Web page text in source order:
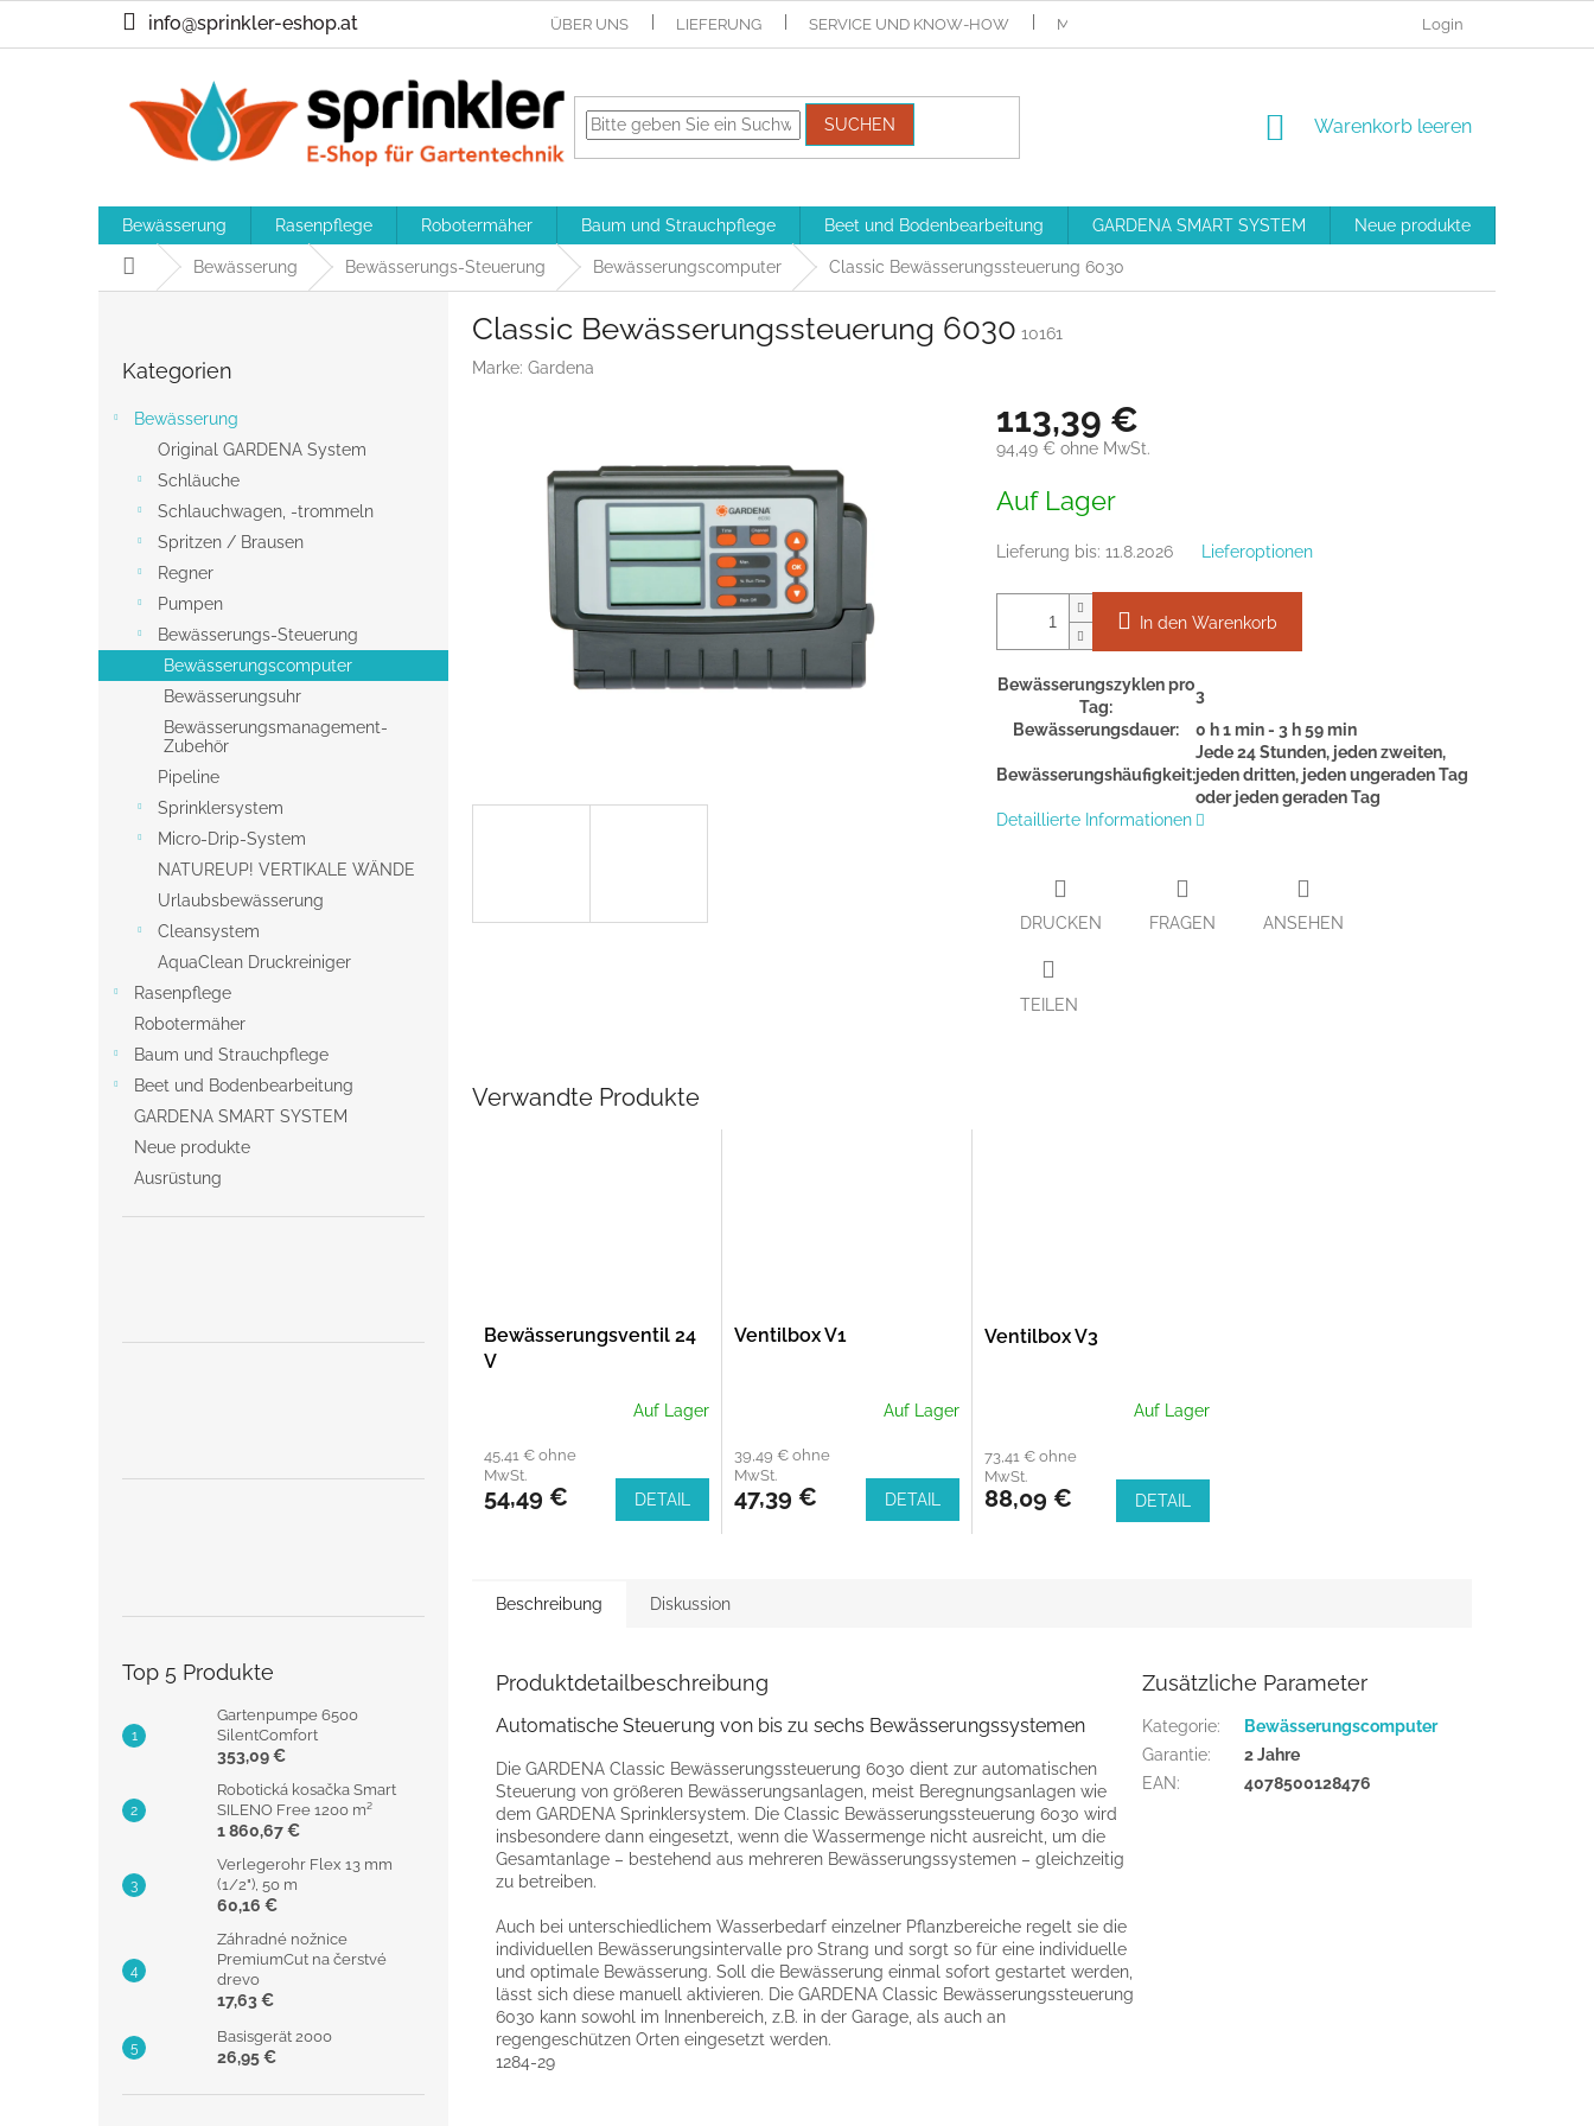
springen
info@sprinkler-eshop.at ÜBER UNS LIEFERUNG SERVICE UND KNOW-HOW MEINE BESTELLUNG BESCHWERDEVERFAHREN
Login
SUCHEN WARENKORB
Warenkorb leeren
Bewässerung Rasenpflege Robotermäher Baum und Strauchpflege Beet und Bodenbearbeitung GARDENA SMART SYSTEM Neue produkte
StartseiteBewässerung Bewässerungs-Steuerung Bewässerungscomputer Classic Bewässerungssteuerung 6030
überspringen
Kategorien
Bewässerung
Original GARDENA System
Schläuche
Schlauchwagen, -trommeln
Spritzen / Brausen
Regner
Pumpen
Bewässerungs-Steuerung
Bewässerungscomputer
Bewässerungsuhr
Bewässerungsmanagement-
Zubehör
Pipeline
Sprinklersystem
Micro-Drip-System
NATUREUP! VERTIKALE WÄNDE
Urlaubsbewässerung
Cleansystem
AquaClean Druckreiniger
Rasenpflege
Robotermäher
Baum und Strauchpflege
Beet und Bodenbearbeitung
GARDENA SMART SYSTEM
Neue produkte
Ausrüstung
Top 5 Produkte
Gartenpumpe 6500
SilentComfort
353,09 €
Robotická kosačka Smart
SILENO Free 1200 m²
1 860,67 €
Verlegerohr Flex 13 mm
(1/2"), 50 m
60,16 €
Záhradné nožnice
PremiumCut na čerstvé
drevo
17,63 €
Basisgerät 2000
26,95 €
Classic Bewässerungssteuerung 6030 10161
Marke: Gardena
113,39 €
94,49 € ohne MwSt.
Auf Lager
Lieferung bis: 11.8.2026 Lieferoptionen
In den Warenkorb
Bewässerungszyklen pro
Tag:
3
Bewässerungsdauer:
0 h 1 min - 3 h 59 min
Bewässerungshäufigkeit:
Jede 24 Stunden, jeden zweiten,
jeden dritten, jeden ungeraden Tag
oder jeden geraden Tag
Detaillierte Informationen
DRUCKEN FRAGEN ANSEHEN
TEILEN
Verwandte Produkte
Bewässerungsventil 24
V
Auf Lager
45,41 € ohne
MwSt.
54,49 € DETAIL
Ventilbox V1
Auf Lager
39,49 € ohne
MwSt.
47,39 € DETAIL
Ventilbox V3
Auf Lager
73,41 € ohne
MwSt.
88,09 € DETAIL
Beschreibung Diskussion
Produktdetailbeschreibung
Automatische Steuerung von bis zu sechs Bewässerungssystemen
Die GARDENA Classic Bewässerungssteuerung 6030 dient zur automatischen
Steuerung von größeren Bewässerungsanlagen, meist Beregnungsanlagen wie
dem GARDENA Sprinklersystem. Die Classic Bewässerungssteuerung 6030 wird
insbesondere dann eingesetzt, wenn die Wassermenge nicht ausreicht, um die
Gesamtanlage – bestehend aus mehreren Bewässerungssystemen – gleichzeitig
zu betreiben.
Auch bei unterschiedlichem Wasserbedarf einzelner Pflanzbereiche regelt sie die
individuellen Bewässerungsintervalle pro Strang und sorgt so für eine individuelle
und optimale Bewässerung. Soll die Bewässerung einmal sofort gestartet werden,
lässt sich diese manuell aktivieren. Die GARDENA Classic Bewässerungssteuerung
6030 kann sowohl im Innenbereich, z.B. in der Garage, als auch an
regengeschützen Orten eingesetzt werden.
1284-29
Zusätzliche Parameter
Kategorie:
Bewässerungscomputer
Garantie:
2 Jahre
EAN: 4078500128476